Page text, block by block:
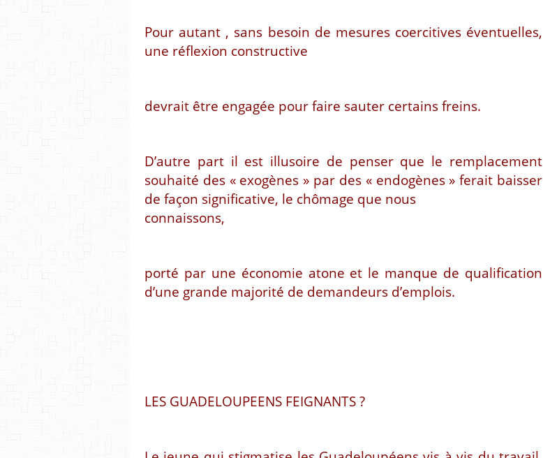
Pour autant , sans besoin de mesures coercitives éventuelles,
une réflexion constructive
devrait être engagée pour faire sauter certains freins.
D’autre part il est illusoire de penser que le remplacement
souhaité des « exogènes » par des « endogènes » ferait baisser
de façon significative, le chômage que nous
connaissons,
porté par une économie atone et le manque de qualification
d’une grande majorité de demandeurs d’emplois.
LES GUADELOUPEENS FEIGNANTS ?